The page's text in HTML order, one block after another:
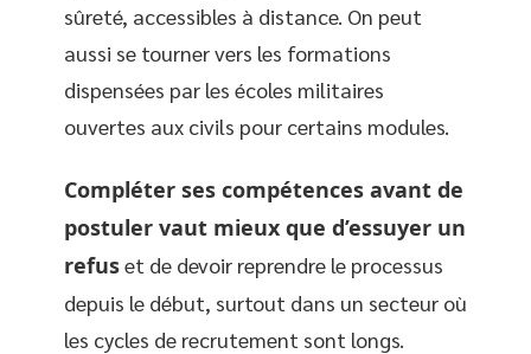
sûreté, accessibles à distance. On peut
aussi se tourner vers les formations
dispensées par les écoles militaires
ouvertes aux civils pour certains modules.
Compléter ses compétences avant de
postuler vaut mieux que d’essuyer un
refuset de devoir reprendre le processus
depuis le début, surtout dans un secteur où
les cycles de recrutement sont longs.